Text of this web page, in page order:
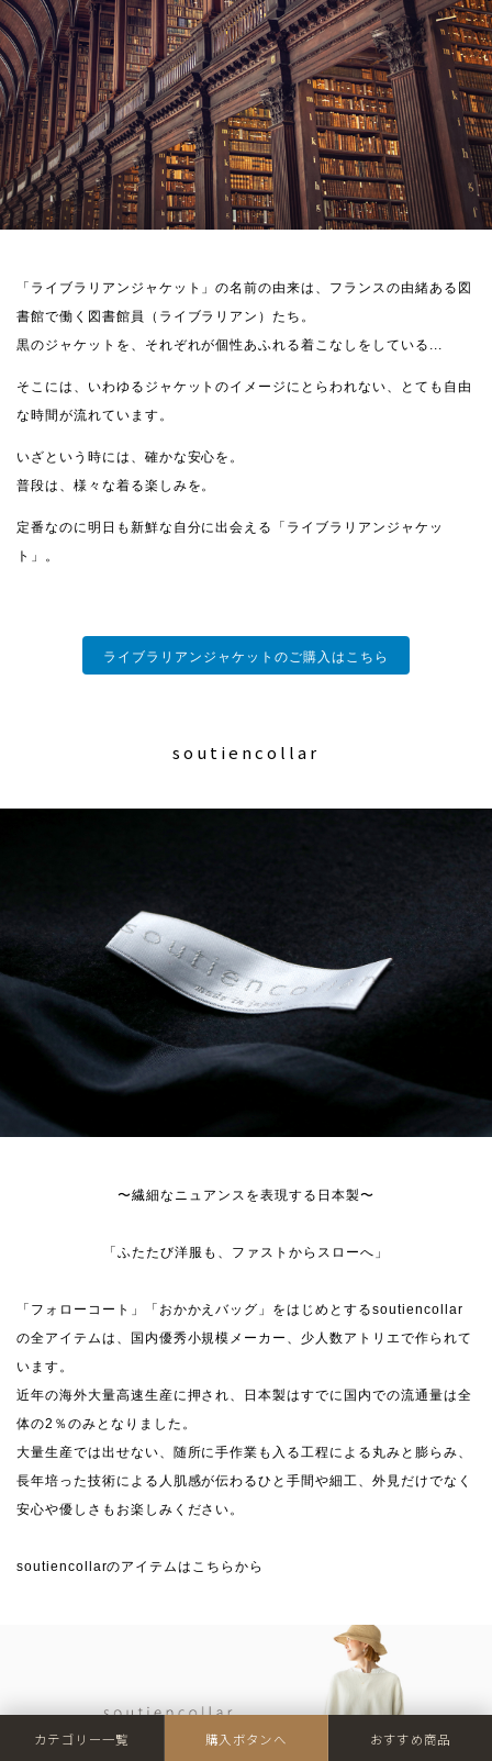
「ライブラリアンジャケット」の名前の由来は、フランスの由緒ある図
書館で働く図書館員（ライブラリアン）たち。
黒のジャケットを、それぞれが個性あふれる着こなしをしている...
そこには、いわゆるジャケットのイメージにとらわれない、とても自由
な時間が流れています。
いざという時には、確かな安心を。
普段は、様々な着る楽しみを。
定番なのに明日も新鮮な自分に出会える「ライブラリアンジャケッ
ト」。
ライブラリアンジャケットのご購入はこちら
soutiencollar
〜繊細なニュアンスを表現する日本製〜
「ふたたび洋服も、ファストからスローへ」
「フォローコート」「おかかえバッグ」をはじめとするsoutiencollar
の全アイテムは、国内優秀小規模メーカー、少人数アトリエで作られて
います。
近年の海外大量高速生産に押され、日本製はすでに国内での流通量は全
体の2％のみとなりました。
大量生産では出せない、随所に手作業も入る工程による丸みと膨らみ、
長年培った技術による人肌感が伝わるひと手間や細工、外見だけでなく
安心や優しさもお楽しみください。
soutiencollarのアイテムはこちらから
カテゴリー一覧 購入ボタンへ おすすめ商品